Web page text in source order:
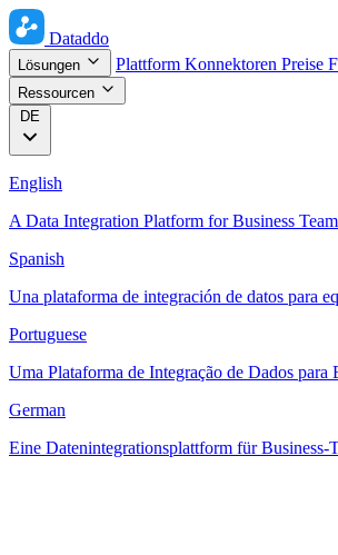
Dataddo
Lösungen Plattform Konnektoren Preise
Ressourcen
DE
English
A Data Integration Platform for Business
Spanish
Una plataforma de integración de datos para
Portuguese
Uma Plataforma de Integração de Dados para
German
Eine Datenintegrationsplattform für Business-